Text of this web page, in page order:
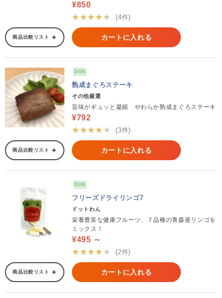
¥850
★★★★★
(4件)
商品比較リスト カートに入れる
DOG
熟成まぐろステーキ
その他厳選
旨味がギュッと凝縮 やわらか熟成まぐろステーキ
¥792
★★★★★
(3件)
商品比較リスト カートに入れる
DOG
フリーズドライリンゴ7
ドットわん
栄養豊富な健康フルーツ、７品種の青森産リンゴを
ミックス！
¥495 ～
★★★★★
(2件)
商品比較リスト カートに入れる